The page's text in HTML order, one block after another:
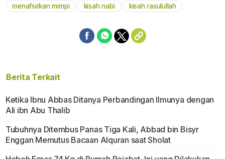
menafsirkan mimpi kisah nabi kisah rasulullah
Berita Terkait
Ketika Ibnu Abbas Ditanya Perbandingan Ilmunya dengan
Ali ibn Abu Thalib
Tubuhnya Ditembus Panas Tiga Kali, Abbad bin Bisyr
Enggan Memutus Bacaan Alquran saat Sholat